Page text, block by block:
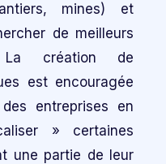
mines) et
de meilleurs
création de
est encouragée
entreprises en
» certaines
une partie de leur